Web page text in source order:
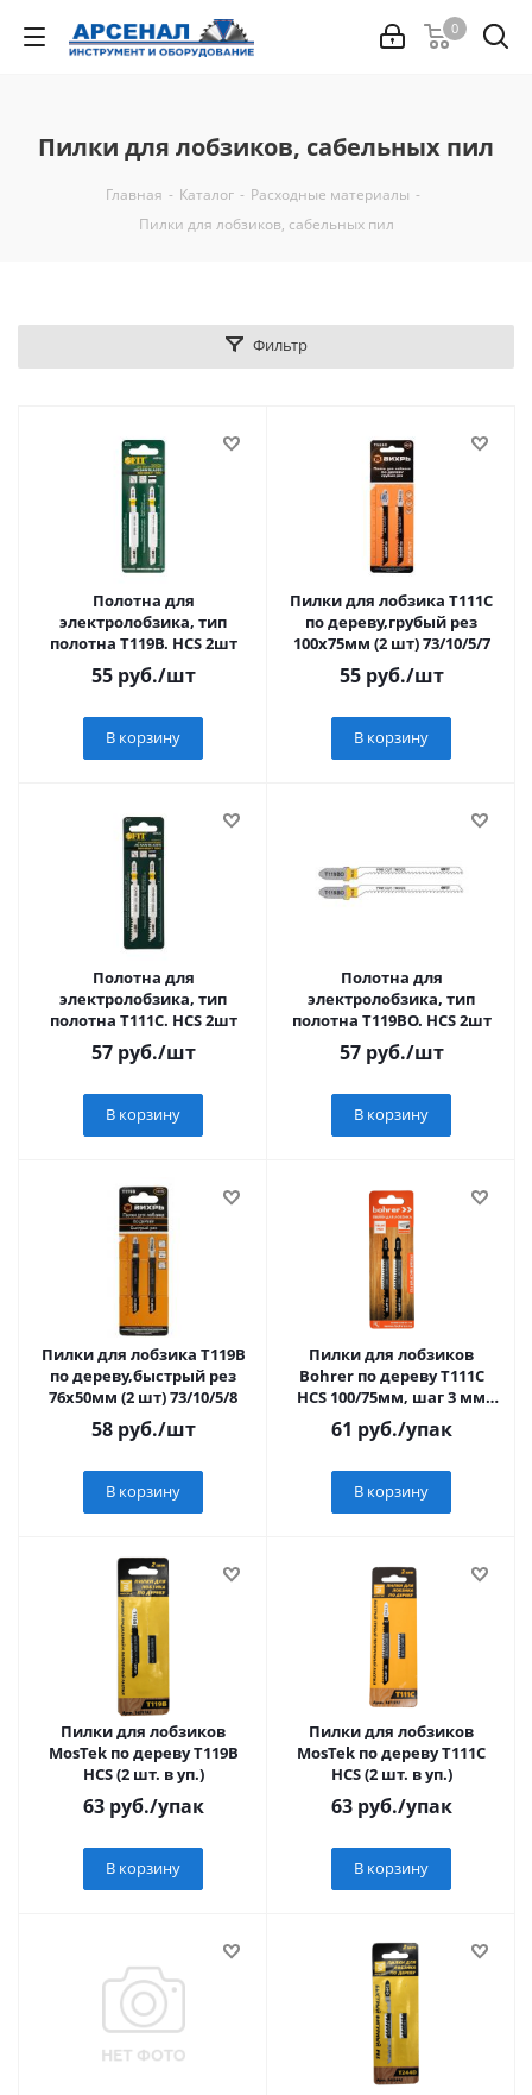
0
Пилки для лобзиков, сабельных пил
Главная - Каталог - Расходные материалы -
Пилки для лобзиков, сабельных пил
Фильтр
Полотна для
электролобзика, тип
полотна Т119В. HCS 2шт
55руб./шт
В корзину
Пилки для лобзика Т111C
по дереву,грубый рез
100х75мм (2 шт) 73/10/5/7
55руб./шт
В корзину
Полотна для
электролобзика, тип
полотна Т111С. HCS 2шт
57руб./шт
В корзину
Полотна для
электролобзика, тип
полотна Т119ВО. HCS 2шт
57руб./шт
В корзину
Пилки для лобзика Т119В
по дереву,быстрый рез
76х50мм (2 шт) 73/10/5/8
58руб./шт
В корзину
Пилки для лобзиков
Bohrer по дереву Т111C
HCS 100/75мм, шаг 3 мм
(Грубый быстрый рез)
61 руб./упак
В корзину
Пилки для лобзиков
MosTek по дереву Т119B
HCS (2 шт. в уп.)
63руб./упак
В корзину
Пилки для лобзиков
MosTek по дереву Т111C
HCS (2 шт. в уп.)
63руб./упак
В корзину